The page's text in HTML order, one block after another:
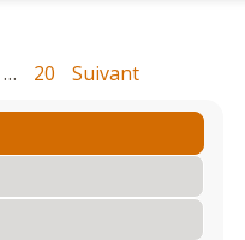
… 20 Suivant